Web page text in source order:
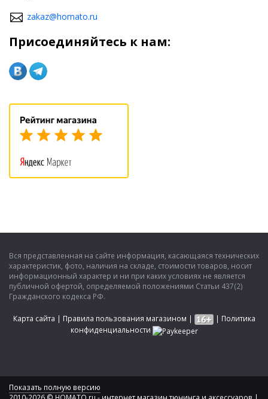
zakaz@homato.ru
Присоединяйтесь к нам:
Вся представленная на сайте информация, касающаяся технических
характеристик, фото, наличия на складе, стоимости товаров, носит
информационный характер и ни при каких условиях не является
публичной офертой, определяемой положениями Статьи 437(2)
Гражданского кодекса РФ.
Карта сайта Правила пользования магазином
Политика
конфиденциальности
Показать полную версию